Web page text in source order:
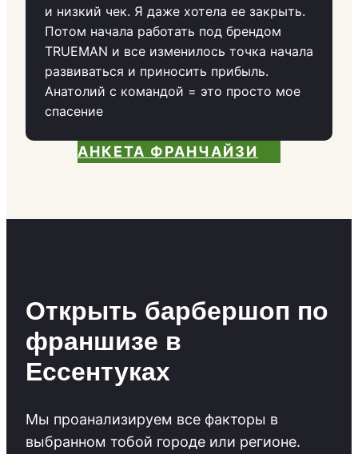
и низкий чек. Я даже хотела ее закрыть.
Потом начала работать под брендом
TRUEMAN и все изменилось точка начала
развиваться и приносить прибыль.
Анатолий с командой = это просто мое
спасение
АНКЕТА ФРАНЧАЙЗИ
Открыть барбершоп по
франшизе в
Ессентуках
Мы проанализируем все факторы в
выбранном тобой городе или регионе.